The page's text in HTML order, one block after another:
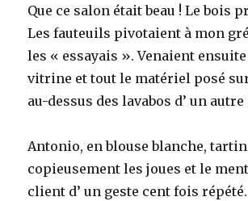
Que ce salon était beau ! Le bois
Les fauteuils pivotaient à mon
les « essayais ». Venaient
vitrine et tout le matériel posé
au-dessus des lavabos d’ un autre
Antonio, en blouse blanche,
copieusement les joues et le
client d’ un geste cent fois répété.